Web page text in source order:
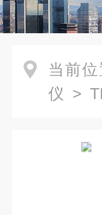
当前位
仪 >